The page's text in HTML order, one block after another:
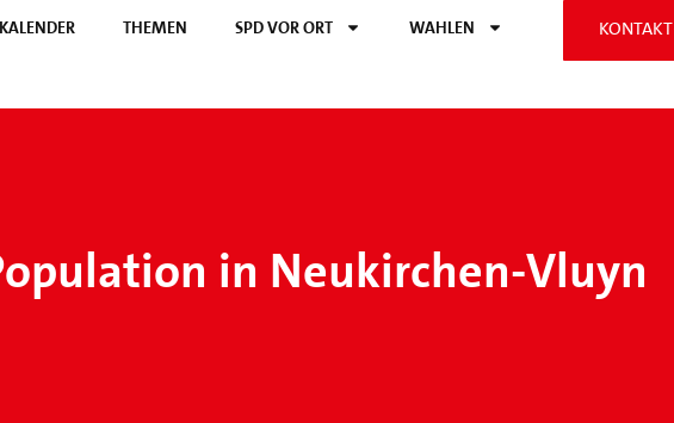
KALENDER THEMEN SPD VOR ORT WAHLEN KONTAKT
in Neukirchen-Vluyn